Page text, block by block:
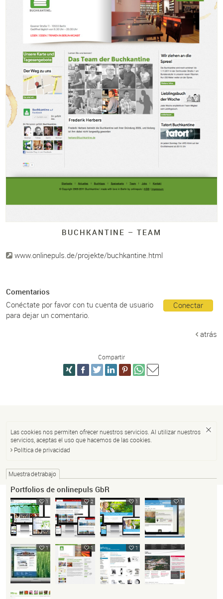
BUCHKANTINE – TEAM
www.onlinepuls.de/projekte/buchkantine.html
Comentarios
Conectar
Conéctate por favor con tu cuenta de usuario
para dejar un comentario.
atrás
Compartir
Las cookies nos permiten ofrecer nuestros servicios. Al utilizar nuestros
servicios, aceptas el uso que hacemos de las cookies.
Política de privacidad
Muestra de trabajo
Portfolios de onlinepuls GbR
1 2 1 1
1 1 1